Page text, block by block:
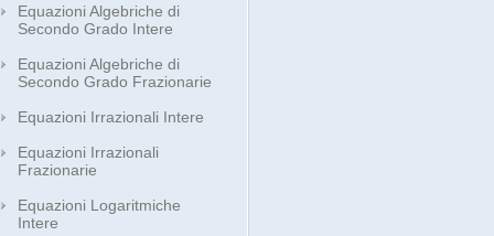
Equazioni Algebriche di
Secondo Grado Intere
Equazioni Algebriche di
Secondo Grado Frazionarie
Equazioni Irrazionali Intere
Equazioni Irrazionali
Frazionarie
Equazioni Logaritmiche
Intere